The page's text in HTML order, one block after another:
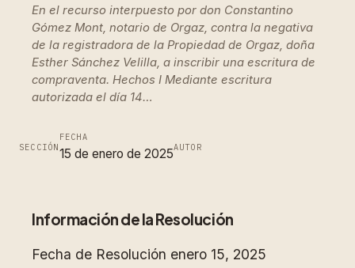
En el recurso interpuesto por don Constantino
Gómez Mont, notario de Orgaz, contra la negativa
de la registradora de la Propiedad de Orgaz, doña
Esther Sánchez Velilla, a inscribir una escritura de
compraventa. Hechos I Mediante escritura
autorizada el día 14…
SECCIÓN
FECHA
15 de enero de 2025AUTOR
Información de la Resolución
Fecha de Resolución enero 15, 2025